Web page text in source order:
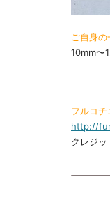
ご自身
10mm〜
フルコチ
http://
クレジ